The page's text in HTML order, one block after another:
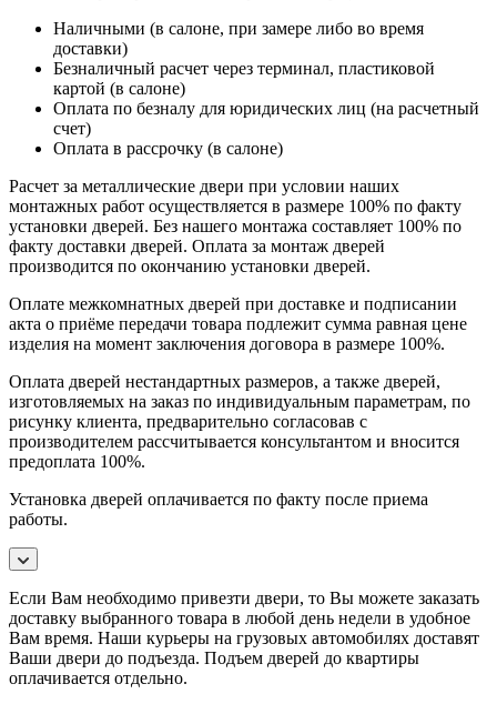
Наличными (в салоне, при замере либо во время
доставки)
Безналичный расчет через терминал, пластиковой
картой (в салоне)
Оплата по безналу для юридических лиц (на расчетный
счет)
Оплата в рассрочку (в салоне)
Расчет за металлические двери при условии наших
монтажных работ осуществляется в размере 100% по факту
установки дверей. Без нашего монтажа составляет 100% по
факту доставки дверей. Оплата за монтаж дверей
производится по окончанию установки дверей.
Оплате межкомнатных дверей при доставке и подписании
акта о приёме передачи товара подлежит сумма равная цене
изделия на момент заключения договора в размере 100%.
Оплата дверей нестандартных размеров, а также дверей,
изготовляемых на заказ по индивидуальным параметрам, по
рисунку клиента, предварительно согласовав с
производителем рассчитывается консультантом и вносится
предоплата 100%.
Установка дверей оплачивается по факту после приема
работы.
Если Вам необходимо привезти двери, то Вы можете заказать
доставку выбранного товара в любой день недели в удобное
Вам время. Наши курьеры на грузовых автомобилях доставят
Ваши двери до подъезда. Подъем дверей до квартиры
оплачивается отдельно.